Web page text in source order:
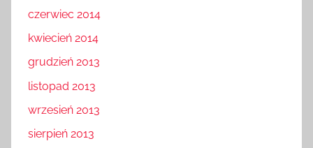
czerwiec 2014
kwiecień 2014
grudzień 2013
listopad 2013
wrzesień 2013
sierpień 2013